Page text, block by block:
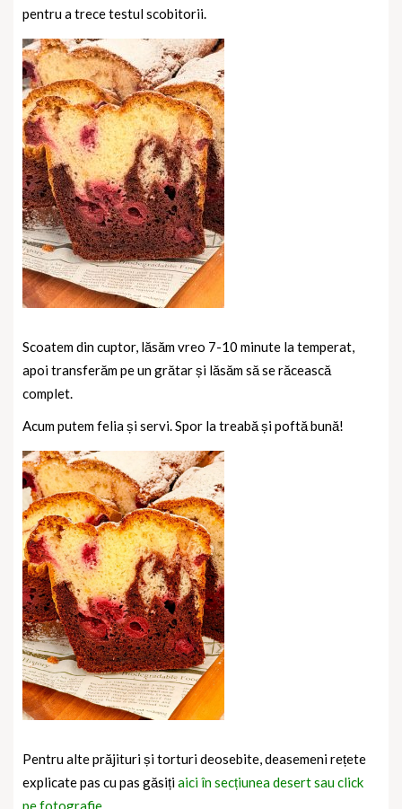
pentru a trece testul scobitorii.
Scoatem din cuptor, lăsăm vreo 7-10 minute la temperat,
apoi transferăm pe un grătar și lăsăm să se răcească
complet.
Acum putem felia și servi. Spor la treabă și poftă bună!
Pentru alte prăjituri și torturi deosebite, deasemeni rețete
explicate pas cu pas găsițiaici în secțiunea desert sau click
pe fotografie.